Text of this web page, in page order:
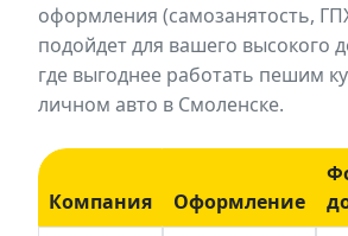
оформления (самозанятость,
подойдет для вашего высокого
где выгоднее работать пешим
личном авто в Смоленске.
Компания Оформление